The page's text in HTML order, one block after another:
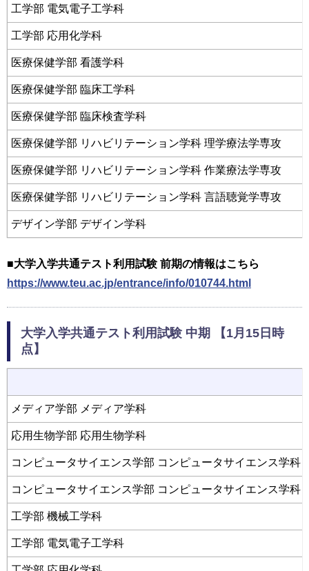
工学部 電気電子工学科
工学部 応用化学科
医療保健学部 看護学科
医療保健学部 臨床工学科
医療保健学部 臨床検査学科
医療保健学部 リハビリテーション学科 理学療法学専攻
医療保健学部 リハビリテーション学科 作業療法学専攻
医療保健学部 リハビリテーション学科 言語聴覚学専攻
デザイン学部 デザイン学科
■大学入学共通テスト利用試験 前期の情報はこちら
https://www.teu.ac.jp/entrance/info/010744.html
大学入学共通テスト利用試験 中期 【1月15日時
点】
メディア学部 メディア学科
応用生物学部 応用生物学科
コンピュータサイエンス学部 コンピュータサイエンス学科
コンピュータサイエンス学部 コンピュータサイエンス学科
工学部 機械工学科
工学部 電気電子工学科